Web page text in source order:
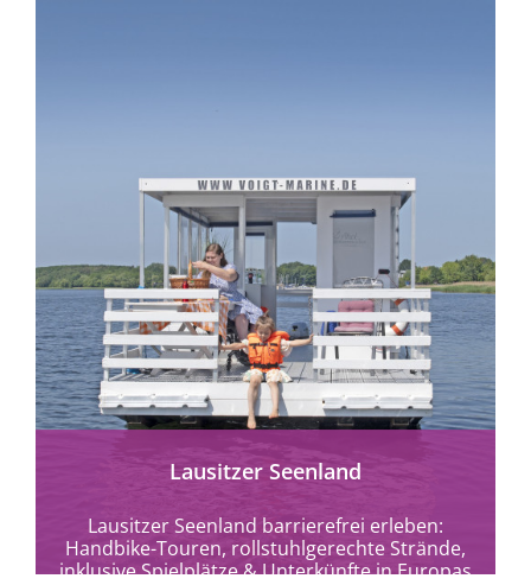
mehr erfahren
Lausitzer Seenland
Lausitzer Seenland barrierefrei erleben:
Handbike-Touren, rollstuhlgerechte Strände,
inklusive Spielplätze & Unterkünfte in Europas